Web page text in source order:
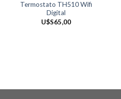
Termostato TH510 Wifi
Digital
U$S65,00